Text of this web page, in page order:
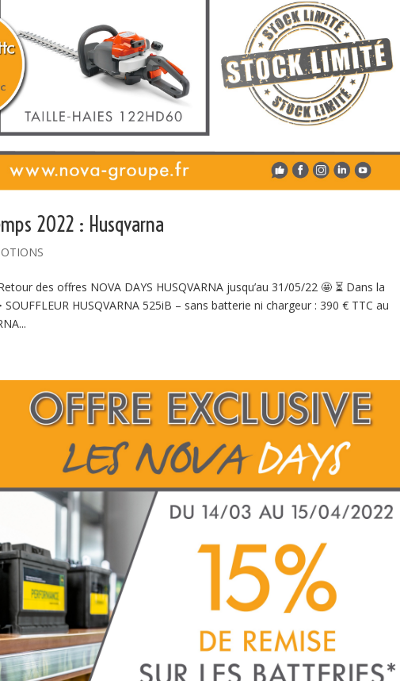
2022 : Husqvarna
des offres NOVA DAYS HUSQVARNA jusqu’au 31/05/22 🤩 ⏳ Dans la
HUSQVARNA 525iB – sans batterie ni chargeur : 390 € TTC au